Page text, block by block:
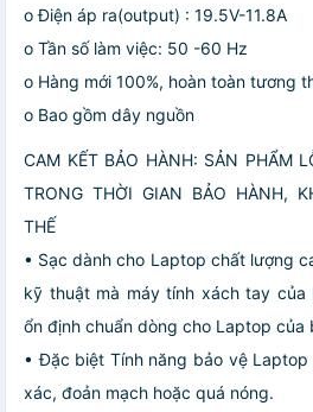
o Điện áp ra(output) : 19.5V-11.8A
o Tần số làm việc: 50 -60 Hz
o Hàng mới 100%, hoàn toàn tương
o Bao gồm dây nguồn
CAM KẾT BẢO HÀNH: SẢN PHẨM
TRONG THỜI GIAN BẢO HÀNH,
THẾ
• Sạc dành cho Laptop chất lượng
kỹ thuật mà máy tính xách tay của
ổn định chuẩn dòng cho Laptop của
• Đặc biệt Tính năng bảo vệ
xác, đoản mạch hoặc quá nóng.